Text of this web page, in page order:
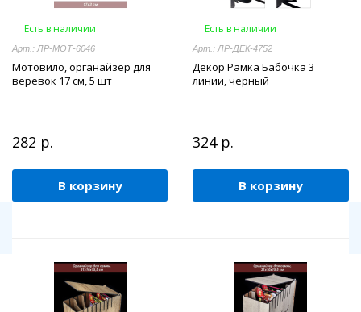
Есть в наличии
Арт.: ЛР-МОТ-6046
Мотовило, органайзер для
веревок 17 см, 5 шт
282 р.
В корзину
Есть в наличии
Арт.: ЛР-ДЕК-4752
Декор Рамка Бабочка 3
линии, черный
324 р.
В корзину